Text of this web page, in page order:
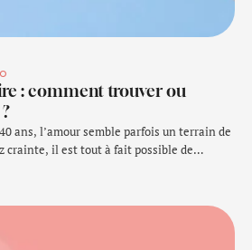
: comment trouver ou
ans, l’amour semble parfois un terrain de
crainte, il est tout à fait possible de
et sincère à cet âge. Découvrez
cette nouvelle phase de vie amoureuse,